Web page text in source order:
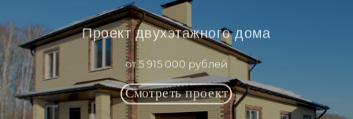
Проект двухэтажного дома
от 5 915 000 рублей